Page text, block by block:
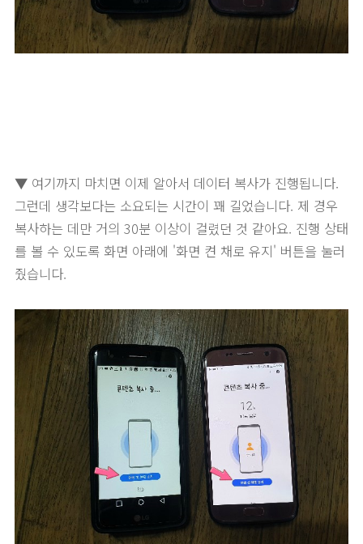
▼ 여기까지 마치면 이제 알아서 데이터 복사가 진행됩니다.
그런데 생각보다는 소요되는 시간이 꽤 길었습니다. 제 경우
복사하는 데만 거의 30분 이상이 걸렸던 것 같아요. 진행 상태
를 볼 수 있도록 화면 아래에 '화면 켠 채로 유지' 버튼을 눌러
줬습니다.